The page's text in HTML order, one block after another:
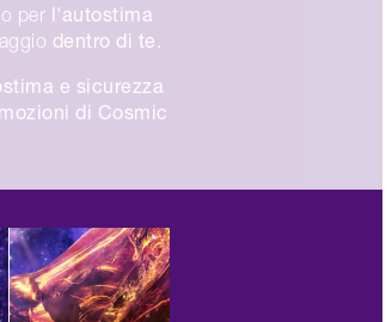
per l'autostima
dentro di te.
e sicurezza
di Cosmic